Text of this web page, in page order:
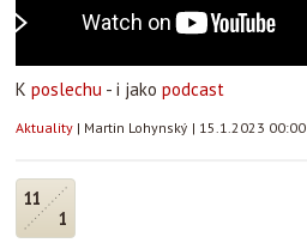
K poslechu - i jako podcast
Aktuality | Martin Lohynský | 15.1.2023 00:00
11
1